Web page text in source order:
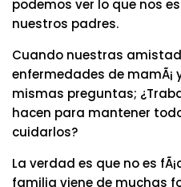
podemos ver lo que nos
nuestros padres.
Cuando nuestras
enfermedades de mamÃ¡
mismas preguntas;
hacen para mantener
cuidarlos?
La verdad es que no es
familia viene de muchas